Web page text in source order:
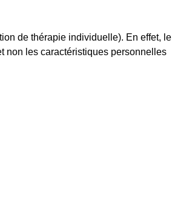
de thérapie individuelle). En effet, le
non les caractéristiques personnelles